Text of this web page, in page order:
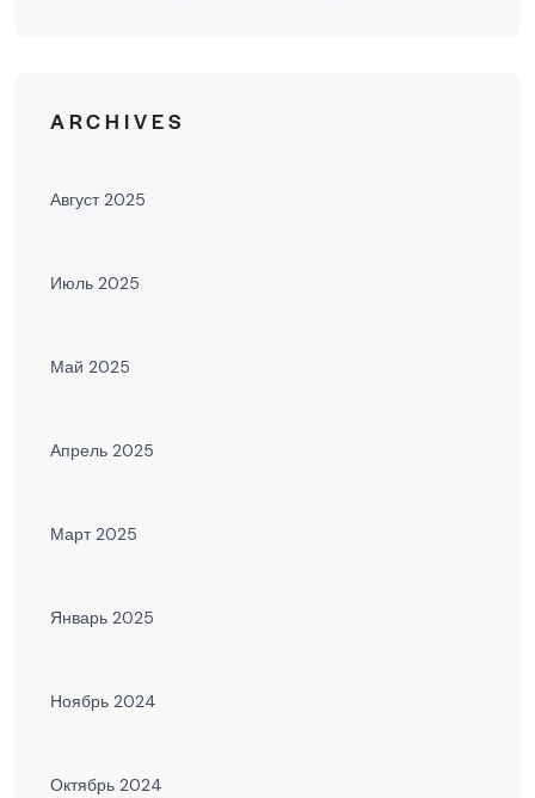
ARCHIVES
Август 2025
Июль 2025
Май 2025
Апрель 2025
Март 2025
Январь 2025
Ноябрь 2024
Октябрь 2024